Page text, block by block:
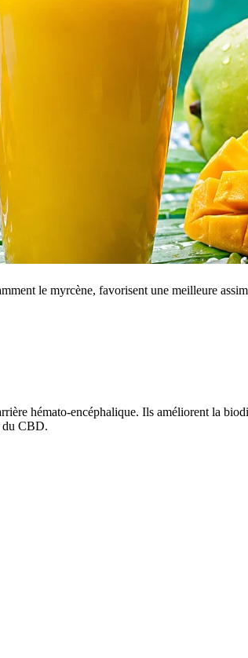
le myrcène, favorisent une meilleure
hémato-encéphalique. Ils améliorent la
du CBD.